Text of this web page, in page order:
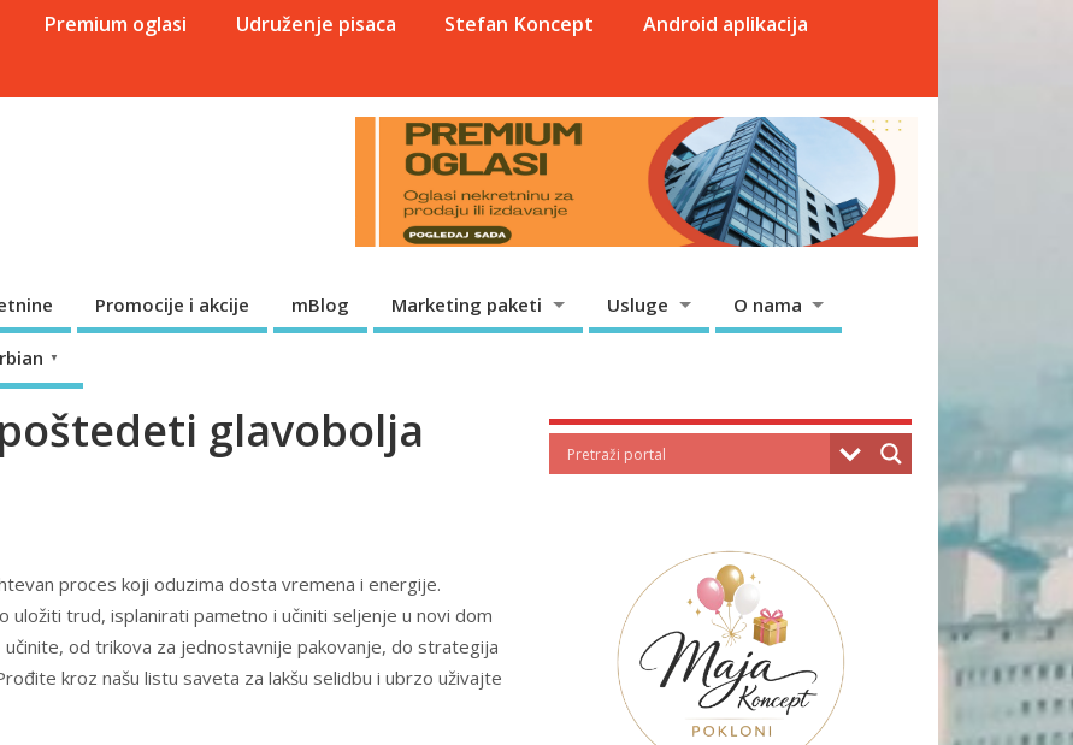
Premium oglasi Udruženje pisaca Stefan Koncept
Android aplikacija
Promocije i akcije mBlog Marketing paketi Usluge O nama
▼
glavobolja
proces koji oduzima dosta vremena i energije.
uložiti trud, isplanirati pametno i učiniti seljenje u novi dom
od trikova za jednostavnije pakovanje, do strategija
kroz našu listu saveta za lakšu selidbu i ubrzo uživajte